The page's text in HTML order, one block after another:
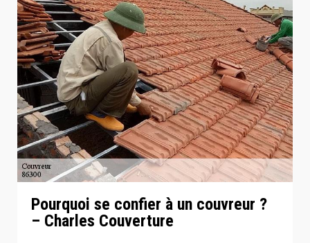
Pourquoi se confier à un couvreur ?
– Charles Couverture